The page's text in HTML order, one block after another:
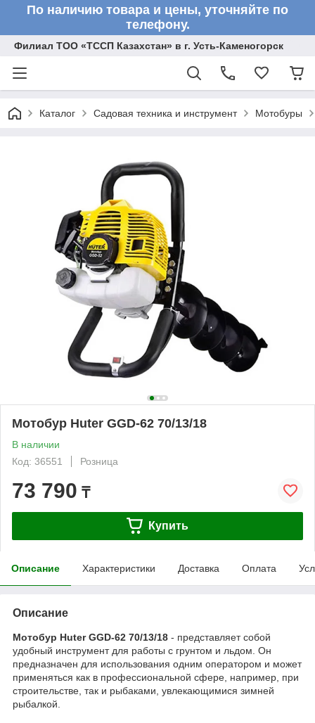
По наличию товара и цены, уточняйте по
телефону.
Филиал ТОО «ТССП Казахстан» в г. Усть-Каменогорск
Каталог Садовая техника и инструмент Мотобуры
Мотобур Huter GGD-62 70/13/18
В наличии
Код: 36551
Розница
73 790 ₸
Купить
Описание Характеристики Доставка Оплата
Описание
Мотобур Huter GGD-62 70/13/18 - представляет собой
удобный инструмент для работы с грунтом и льдом. Он
предназначен для использования одним оператором и может
применяться как в профессиональной сфере, например, при
строительстве, так и рыбаками, увлекающимися зимней
рыбалкой.